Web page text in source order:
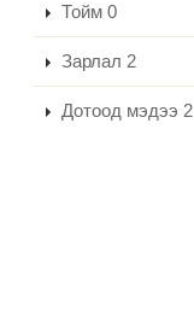
Тойм 0
Зарлал 2
Дотоод мэдээ 2